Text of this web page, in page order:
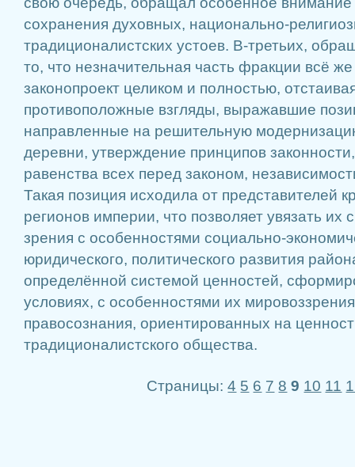
сохранения духовных, национально-
традиционалистских устоев. В-третьих,
то, что незначительная часть фракции всё
законопроект целиком и полностью,
противоположные взгляды, выражавшие
направленные на решительную
деревни, утверждение принципов
равенства всех перед законом,
Такая позиция исходила от представителей
регионов империи, что позволяет увязать их
зрения с особенностями социально-
юридического, политического развития
определённой системой ценностей,
условиях, с особенностями их
правосознания, ориентированных на
традиционалистского общества.
Страницы:4 5 6 7 8 9 10 11